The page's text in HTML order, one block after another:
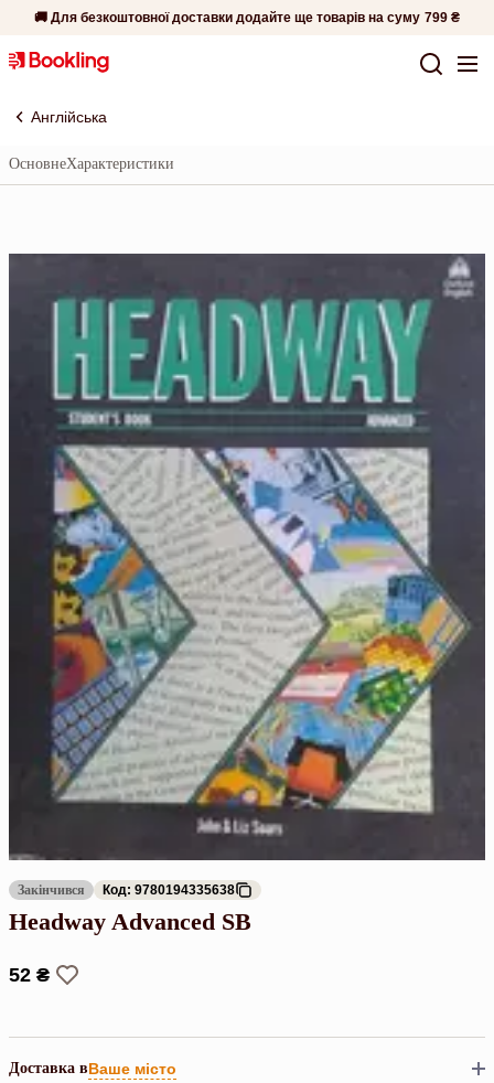
🚚 Для безкоштовної доставки додайте ще товарів на суму 799 ₴
Англійська
ОсновнеХарактеристики
Закінчився Код: 9780194335638
Headway Advanced SB
52 ₴
Доставка вВаше місто